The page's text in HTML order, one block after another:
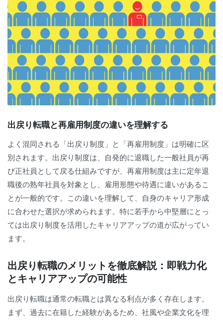
出戻り転職と再雇用制度の違いを理解する
よく混同される「出戻り制度」と「再雇用制度」は明確に区
別されます。出戻り制度は、自発的に退職した一般社員が再
び正社員として戻る仕組みですが、再雇用制度は主に定年退
職後の熟年社員を対象とし、雇用形態や待遇に違いがあるこ
とが一般的です。この違いを理解して、自身のキャリア形成
に合わせた選択が求められます。特に若手から中堅層にとっ
ては出戻り制度を活用したキャリアアップの道が広がってい
ます。
出戻り転職のメリットを徹底解説：即戦力化
とキャリアアップの可能性
出戻り転職は通常の転職とは異なる利点が多く存在します。
まず、過去に在籍した経験があるため、社風や企業文化を理